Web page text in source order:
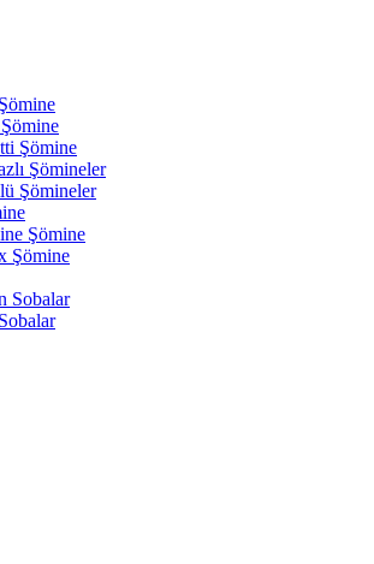
Şömine
Şömineler
Şömineler
Şömine
Şömine
Sobalar